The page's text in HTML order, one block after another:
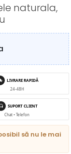
naturala,
LIVRARE RAPIDĂ
24-48H
SUPORT CLIENT
Chat • Telefon
să nu le mai